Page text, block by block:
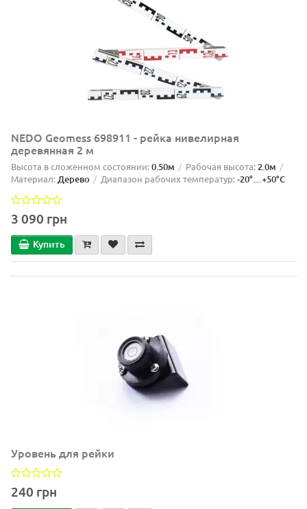
NEDO Geomess 698911 - рейка нивелирная
деревянная 2 м
Высота в сложенном состоянии:0.50м Рабочая высота:2.0м
Материал:Дерево Диапазон рабочих температур:-20°…+50°C
3 090 грн
Купить
Уровень для рейки
240 грн